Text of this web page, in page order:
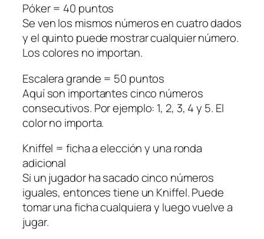
Póker = 40 puntos
Se ven los mismos números en cuatro dados
y el quinto puede mostrar cualquier número.
Los colores no importan.
Escalera grande = 50 puntos
Aquí son importantes cinco números
consecutivos. Por ejemplo: 1, 2, 3, 4 y 5. El
color no importa.
Kniffel = ficha a elección y una ronda
adicional
Si un jugador ha sacado cinco números
iguales, entonces tiene un Kniffel. Puede
tomar una ficha cualquiera y luego vuelve a
jugar.